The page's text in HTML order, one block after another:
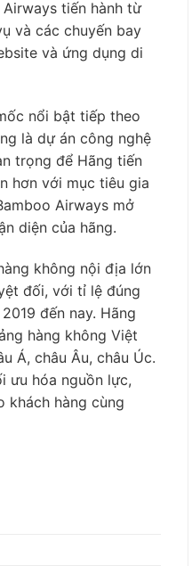
tiến hành từ
và các chuyến bay
và ứng dụng di
nổi bật tiếp theo
là dự án công nghệ
trọng để Hãng tiến
hơn với mục tiêu gia
Airways mở
diện của hãng.
không nội địa lớn
đối, với tỉ lệ đúng
đến nay. Hãng
hàng không Việt
Á, châu Âu, châu Úc.
ưu hóa nguồn lực,
khách hàng cùng